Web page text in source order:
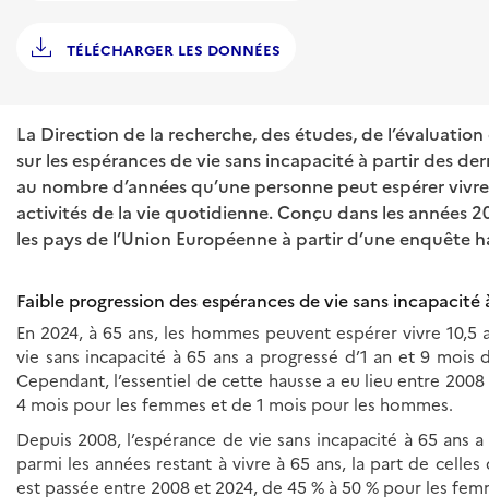
TÉLÉCHARGER LES DONNÉES
La Direction de la recherche, des études, de
sur les espérances de vie sans incapacité à partir des
au nombre d’années qu’une personne peut espérer
activités de la vie quotidienne. Conçu dans les années
les pays de l’Union Européenne à partir d’une enquête
Faible progression des espérances de vie sans incapacité
En 2024, à 65 ans, les hommes peuvent espérer vivre 10,5
vie sans incapacité à 65 ans a progressé d’1 an et 9
Cependant, l’essentiel de cette hausse a eu lieu entre
4 mois pour les femmes et de 1 mois pour les hommes.
Depuis 2008, l’espérance de vie sans incapacité à 65 ans
parmi les années restant à vivre à 65 ans, la part de
est passée entre 2008 et 2024, de 45 % à 50 % pour les